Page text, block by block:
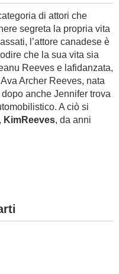
di attori che
segreta la propria vita
l’attore canadese è
che la sua vita sia
Reeves e lafidanzata,
Archer Reeves, nata
anche Jennifer trova
A ciò si
KimReeves, da anni